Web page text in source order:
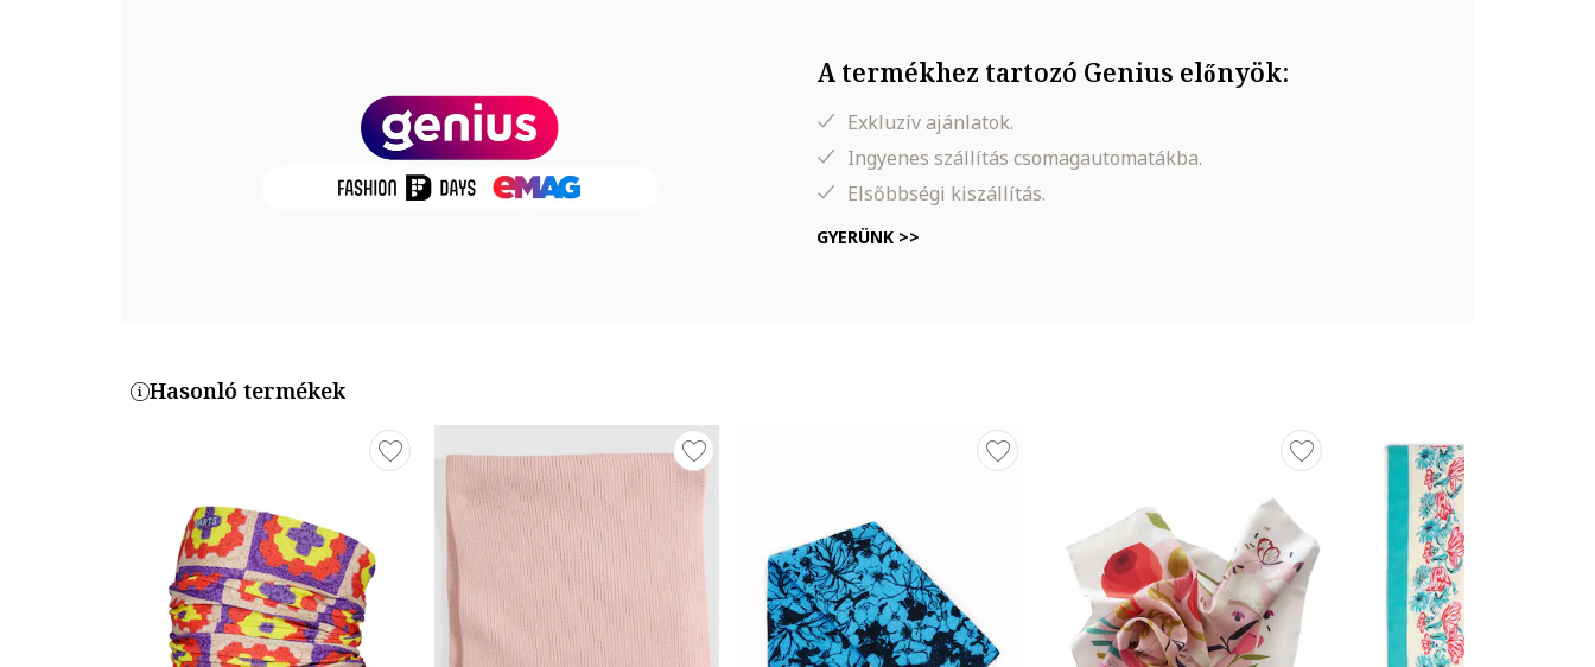
A termékhez tartozó Genius előnyök:
Exkluzív ajánlatok.
Ingyenes szállítás csomagautomatákba.
Elsőbbségi kiszállítás.
GYERÜNK >>
Hasonló termékek